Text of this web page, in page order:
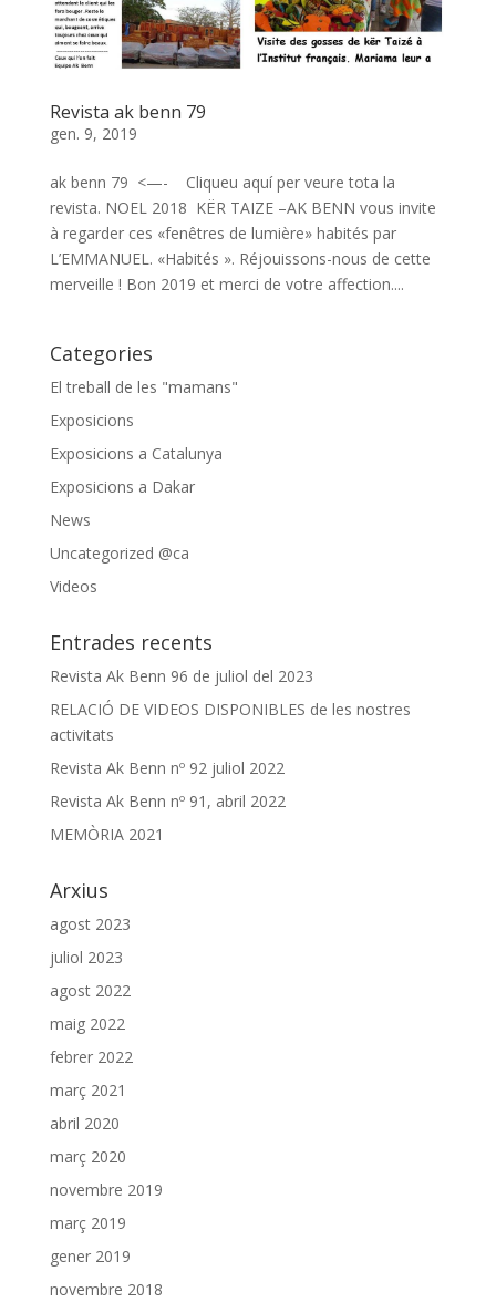
Revista ak benn 79
gen. 9, 2019
ak benn 79 <—- Cliqueu aquí per veure tota la
revista. NOEL 2018 KËR TAIZE –AK BENN vous invite
à regarder ces «fenêtres de lumière» habités par
L’EMMANUEL. «Habités ». Réjouissons-nous de cette
merveille ! Bon 2019 et merci de votre affection....
Categories
El treball de les "mamans"
Exposicions
Exposicions a Catalunya
Exposicions a Dakar
News
Uncategorized @ca
Videos
Entrades recents
Revista Ak Benn 96 de juliol del 2023
RELACIÓ DE VIDEOS DISPONIBLES de les nostres
activitats
Revista Ak Benn nº 92 juliol 2022
Revista Ak Benn nº 91, abril 2022
MEMÒRIA 2021
Arxius
agost 2023
juliol 2023
agost 2022
maig 2022
febrer 2022
març 2021
abril 2020
març 2020
novembre 2019
març 2019
gener 2019
novembre 2018